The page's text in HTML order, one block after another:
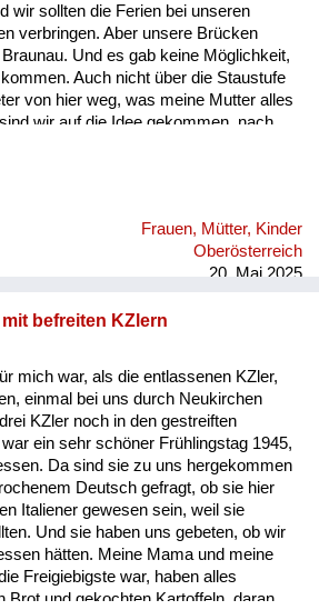
wir sollten die Ferien bei unseren
verbringen. Aber unsere Brücken
Und es gab keine Möglichkeit,
Auch nicht über die Staustufe
von hier weg, was meine Mutter alles
wir auf die Idee gekommen, nach
Und da haben sich viele Menschen
Frauen, Mütter, Kinder
Oberösterreich
20. Mai 2025
befreiten KZlern
mich war, als die entlassenen KZler,
einmal bei uns durch Neukirchen
KZler noch in den gestreiften
ein sehr schöner Frühlingstag 1945,
Da sind sie zu uns hergekommen
Deutsch gefragt, ob sie hier
Italiener gewesen sein, weil sie
Und sie haben uns gebeten, ob wir
hätten. Meine Mama und meine
Freigiebigste war, haben alles
Brot und gekochten Kartoffeln, daran